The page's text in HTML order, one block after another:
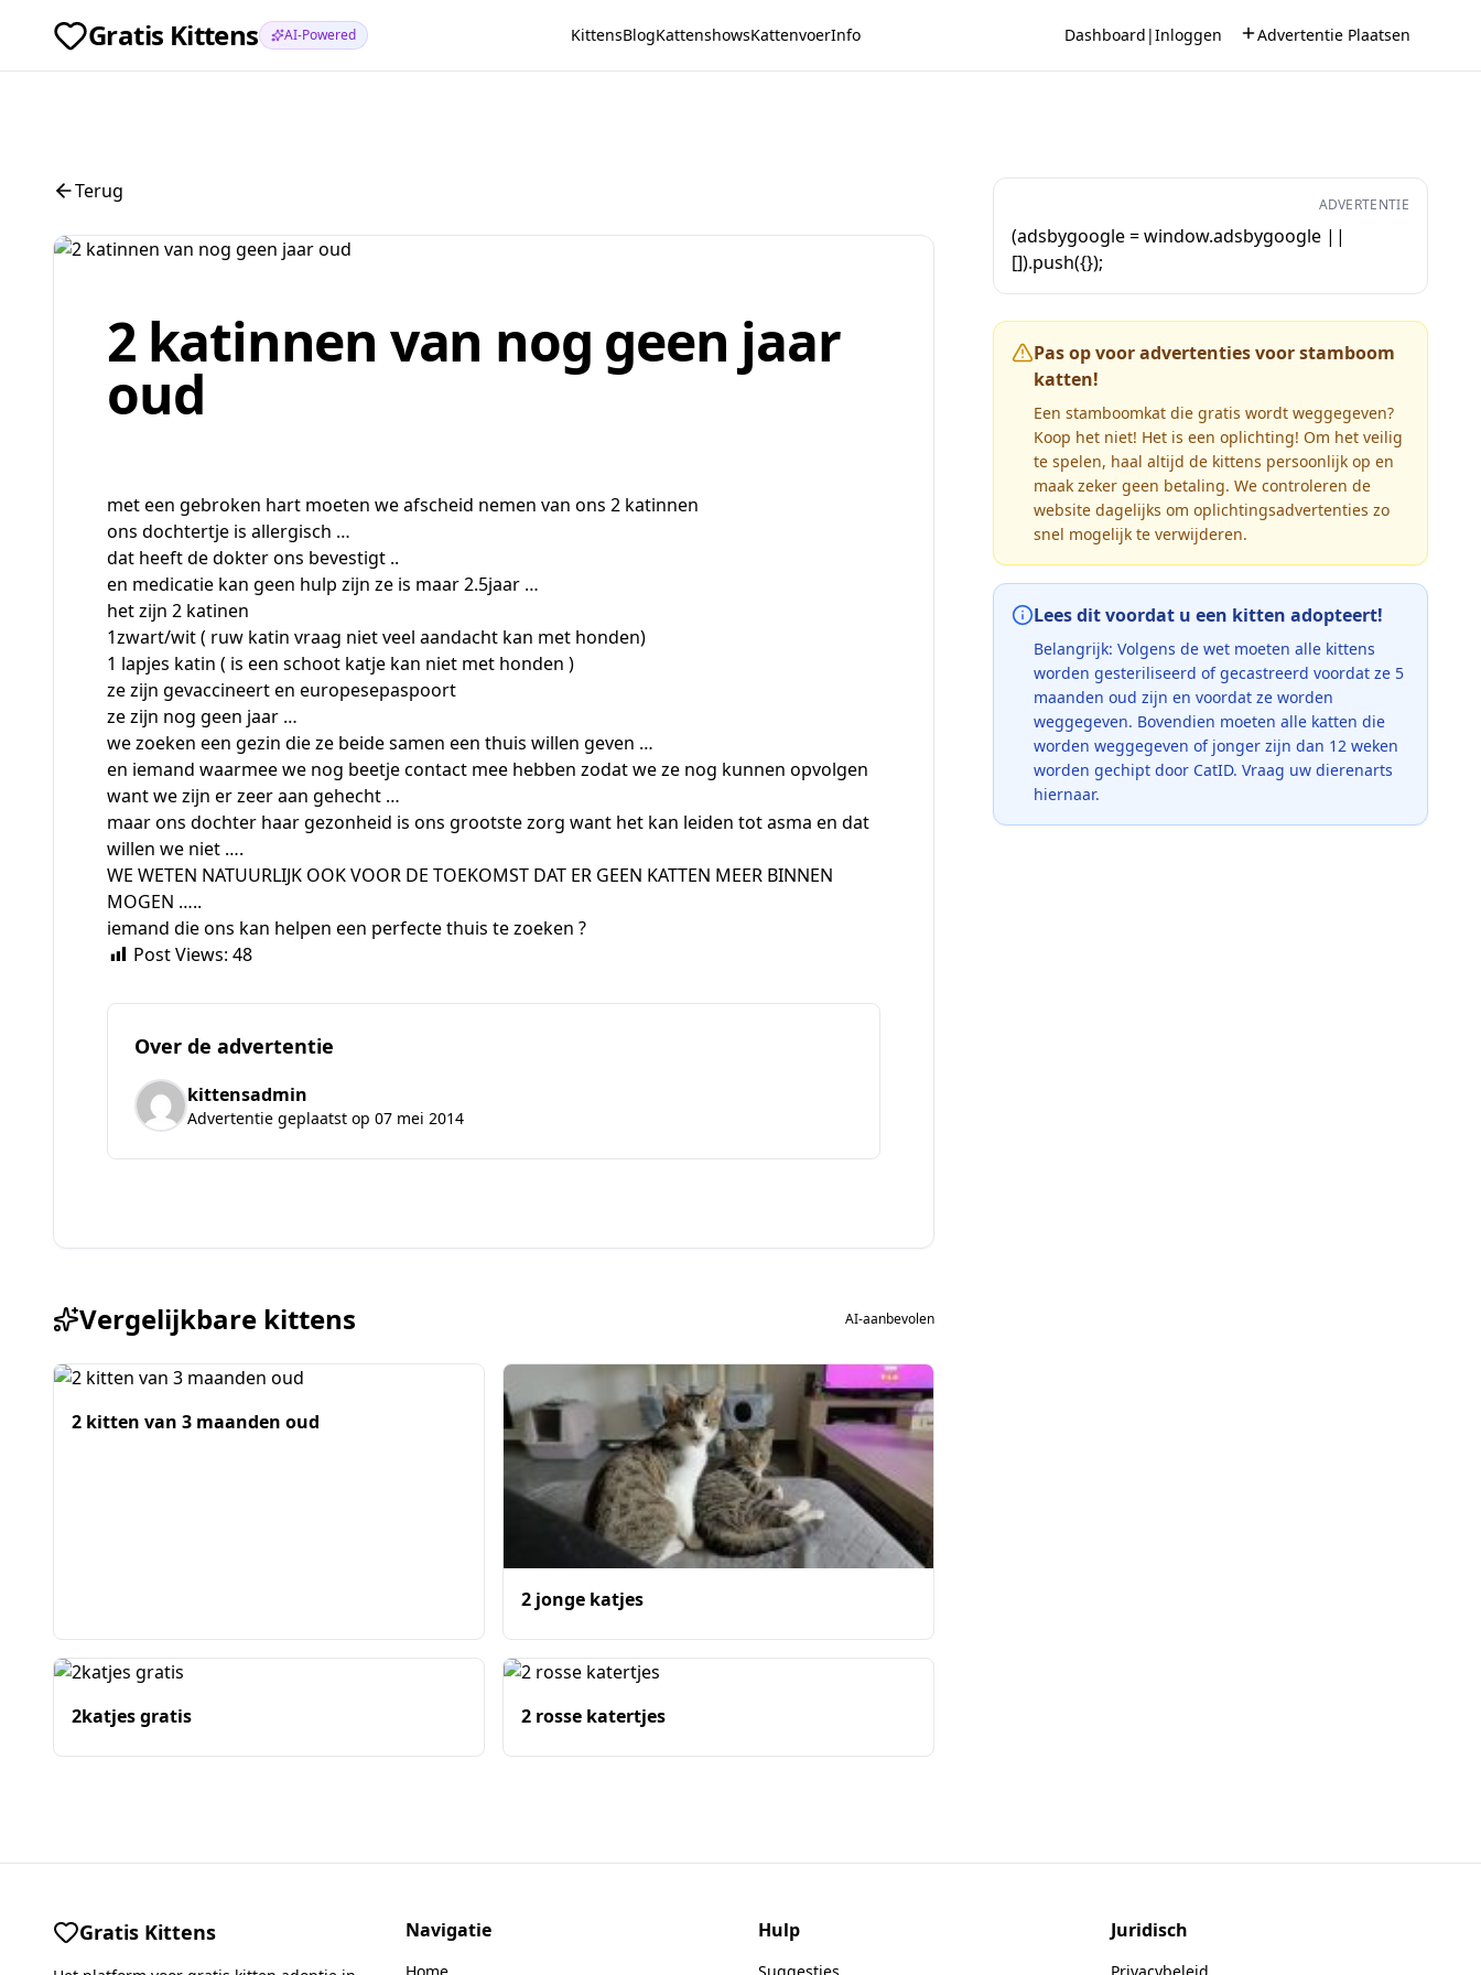
Gratis Kittens AI-Powered KittensBlogKattenshowsKattenvoerInfo Dashboard |Inloggen Advertentie Plaatsen
Terug
2 katinnen van nog geen jaar
oud
met een gebroken hart moeten we afscheid nemen van ons 2 katinnen
ons dochtertje is allergisch …
dat heeft de dokter ons bevestigt ..
en medicatie kan geen hulp zijn ze is maar 2.5jaar …
het zijn 2 katinen
1zwart/wit ( ruw katin vraag niet veel aandacht kan met honden)
1 lapjes katin ( is een schoot katje kan niet met honden )
ze zijn gevaccineert en europesepaspoort
ze zijn nog geen jaar …
we zoeken een gezin die ze beide samen een thuis willen geven …
en iemand waarmee we nog beetje contact mee hebben zodat we ze nog kunnen opvolgen
want we zijn er zeer aan gehecht …
maar ons dochter haar gezonheid is ons grootste zorg want het kan leiden tot asma en dat
willen we niet ….
WE WETEN NATUURLIJK OOK VOOR DE TOEKOMST DAT ER GEEN KATTEN MEER BINNEN
MOGEN …..
iemand die ons kan helpen een perfecte thuis te zoeken ?
Post Views: 48
Over de advertentie
kittensadmin
Advertentie geplaatst op 07 mei 2014
Vergelijkbare kittens AI-aanbevolen
2 kitten van 3 maanden oud
2 jonge katjes
2katjes gratis 2 rosse katertjes
ADVERTENTIE
(adsbygoogle = window.adsbygoogle ||
[]).push({});
Pas op voor advertenties voor stamboom
katten!
Een stamboomkat die gratis wordt weggegeven?
Koop het niet! Het is een oplichting! Om het veilig
te spelen, haal altijd de kittens persoonlijk op en
maak zeker geen betaling. We controleren de
website dagelijks om oplichtingsadvertenties zo
snel mogelijk te verwijderen.
Lees dit voordat u een kitten adopteert!
Belangrijk: Volgens de wet moeten alle kittens
worden gesteriliseerd of gecastreerd voordat ze 5
maanden oud zijn en voordat ze worden
weggegeven. Bovendien moeten alle katten die
worden weggegeven of jonger zijn dan 12 weken
worden gechipt door CatID. Vraag uw dierenarts
hiernaar.
Gratis Kittens Navigatie Hulp Juridisch